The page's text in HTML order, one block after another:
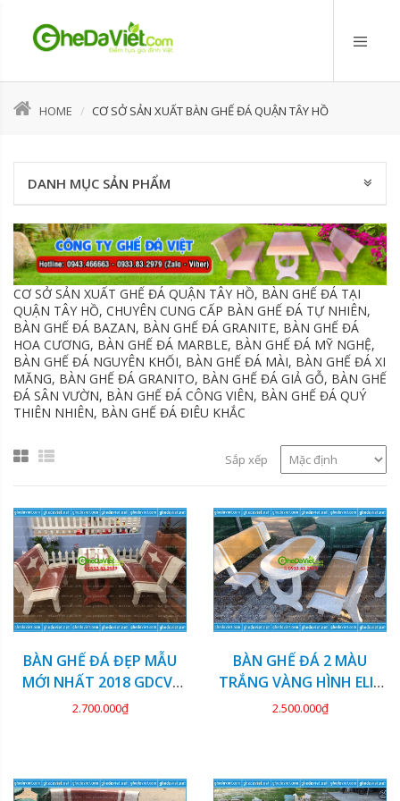
HOME CƠ SỞ SẢN XUẤT BÀN GHẾ ĐÁ QUẬN TÂY HỒ
DANH MỤC SẢN PHẨM
CƠ SỞ SẢN XUẤT GHẾ ĐÁ QUẬN TÂY HỒ, BÀN GHẾ ĐÁ TẠI
QUẬN TÂY HỒ, CHUYÊN CUNG CẤP BÀN GHẾ ĐÁ TỰ NHIÊN,
BÀN GHẾ ĐÁ BAZAN, BÀN GHẾ ĐÁ GRANITE, BÀN GHẾ ĐÁ
HOA CƯƠNG, BÀN GHẾ ĐÁ MARBLE, BÀN GHẾ ĐÁ MỸ NGHỆ,
BÀN GHẾ ĐÁ NGUYÊN KHỐI, BÀN GHẾ ĐÁ MÀI, BÀN GHẾ ĐÁ XI
MĂNG, BÀN GHẾ ĐÁ GRANITO, BÀN GHẾ ĐÁ GIẢ GỖ, BÀN GHẾ
ĐÁ SÂN VƯỜN, BÀN GHẾ ĐÁ CÔNG VIÊN, BÀN GHẾ ĐÁ QUÝ
THIÊN NHIÊN, BÀN GHẾ ĐÁ ĐIÊU KHẮC
Sắp xếp
BÀN GHẾ ĐÁ ĐẸP MẪU
MỚI NHẤT 2018 GDCV-
121
2.700.000₫
BÀN GHẾ ĐÁ 2 MÀU
TRẮNG VÀNG HÌNH ELIP
GDCV-120
2.500.000₫